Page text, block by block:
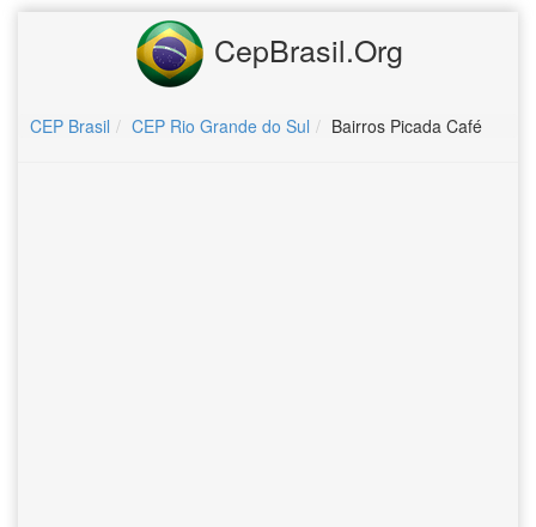
CepBrasil.Org
CEP Brasil CEP Rio Grande do Sul Bairros Picada Café